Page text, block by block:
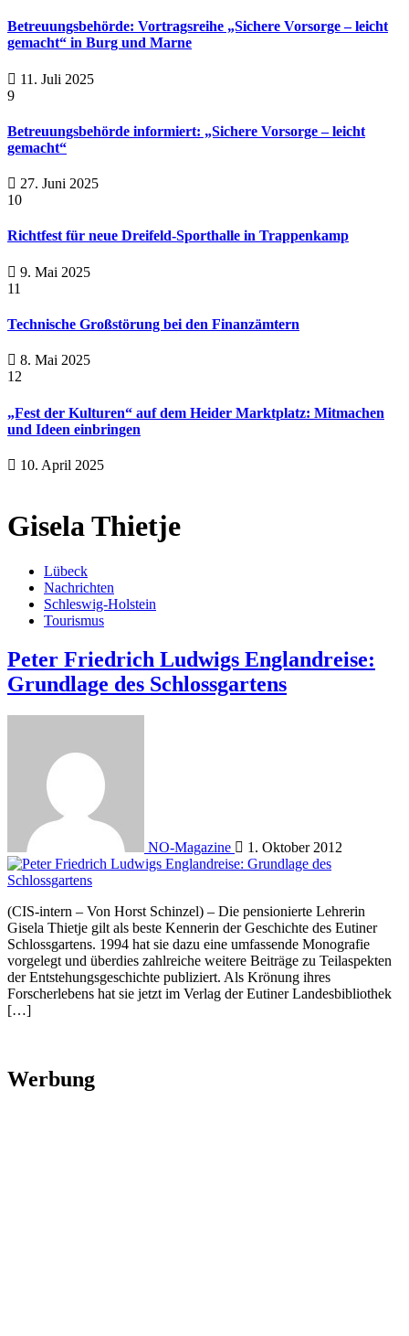
Betreuungsbehörde: Vortragsreihe „Sichere Vorsorge – leicht
gemacht“ in Burg und Marne
11. Juli 2025
9
Betreuungsbehörde informiert: „Sichere Vorsorge – leicht
gemacht“
27. Juni 2025
10
Richtfest für neue Dreifeld-Sporthalle in Trappenkamp
9. Mai 2025
11
Technische Großstörung bei den Finanzämtern
8. Mai 2025
12
„Fest der Kulturen“ auf dem Heider Marktplatz: Mitmachen
und Ideen einbringen
10. April 2025
Gisela Thietje
Lübeck
Nachrichten
Schleswig-Holstein
Tourismus
Peter Friedrich Ludwigs Englandreise:
Grundlage des Schlossgartens
NO-Magazine 1. Oktober 2012
(CIS-intern – Von Horst Schinzel) – Die pensionierte Lehrerin
Gisela Thietje gilt als beste Kennerin der Geschichte des Eutiner
Schlossgartens. 1994 hat sie dazu eine umfassende Monografie
vorgelegt und überdies zahlreiche weitere Beiträge zu Teilaspekten
der Entstehungsgeschichte publiziert. Als Krönung ihres
Forscherlebens hat sie jetzt im Verlag der Eutiner Landesbibliothek
[…]
Werbung